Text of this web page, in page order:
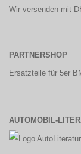
Wir versenden mit
PARTNERSHOP
Ersatzteile für 5er
AUTOMOBIL-